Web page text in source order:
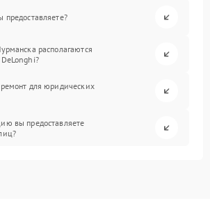
располагаются
для юридических
вы предоставляете